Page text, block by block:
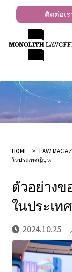
ติดต่อเร
HOME > LAW
ในประเทศญี่ปุ่น
ตัวอย่างข
ในประเ
2024.10.25